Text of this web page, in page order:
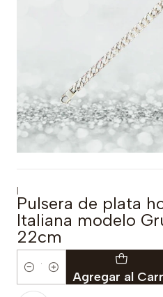
|
Pulsera de plata
Italiana modelo
22cm
Cantidad Agregar al